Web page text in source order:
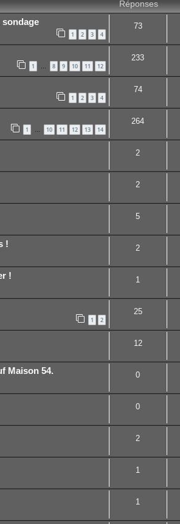
Réponses
1 2 3 4
73
1 … 8 9 10 11 12
233
1 2 3 4
74
1 … 10 11 12 13 14
264
2
2
5
! 2
! 1
1 2
25
12
Maison 54. 0
0
2
1
1